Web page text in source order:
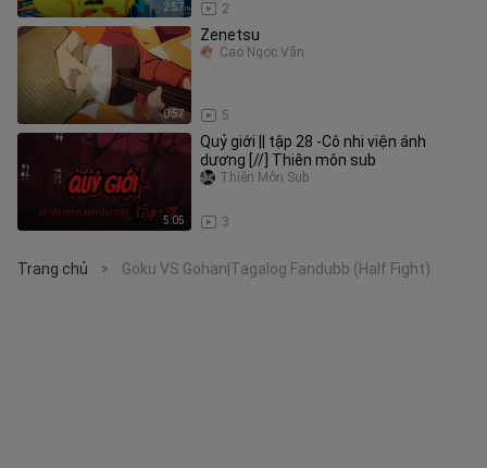
2:57 2
0:57
Zenetsu
5
Cao Ngọc Văn
5:05
Quỷ giới || tập 28 -Cô nhi viện ánh
dương [//] Thiên môn sub
3
Thiên Môn Sub
Trang chủ > Goku VS Gohan|Tagalog Fandubb (Half Fight)